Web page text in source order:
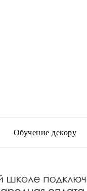
Обучение декору